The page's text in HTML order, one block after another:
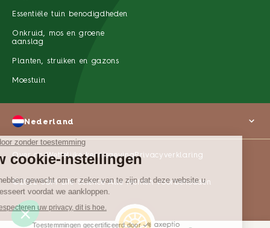
Essentiële tuin benodigdheden
Onkruid, mos en groene
aanslag
Planten, struiken en gazons
Moestuin
Over onsWettelijke kennisgevingPrivacyverklaring
©2022 SBM Life Science Alle rechten voorbehouden
Nederland